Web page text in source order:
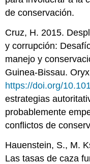
de conservación.
Cruz, H. 2015.
y corrupción:
manejo y
Guinea-Bissau.
https://doi.org/
estrategias
probablemente
conflictos de
Hauenstein, S., M.
Las tasas de caza